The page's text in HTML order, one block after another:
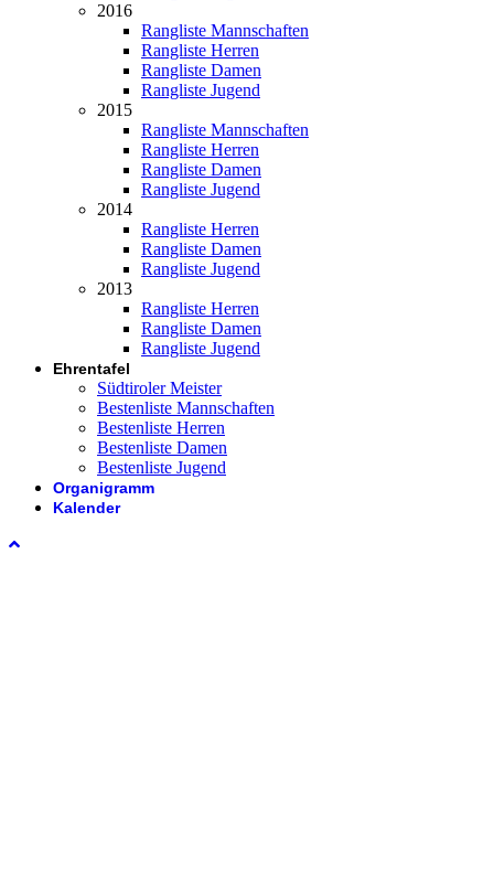
2016
Rangliste Mannschaften
Rangliste Herren
Rangliste Damen
Rangliste Jugend
2015
Rangliste Mannschaften
Rangliste Herren
Rangliste Damen
Rangliste Jugend
2014
Rangliste Herren
Rangliste Damen
Rangliste Jugend
2013
Rangliste Herren
Rangliste Damen
Rangliste Jugend
Ehrentafel
Südtiroler Meister
Bestenliste Mannschaften
Bestenliste Herren
Bestenliste Damen
Bestenliste Jugend
Organigramm
Kalender